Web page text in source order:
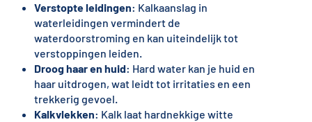
Verstopte leidingen: Kalkaanslag in
waterleidingen vermindert de
waterdoorstroming en kan uiteindelijk tot
verstoppingen leiden.
Droog haar en huid: Hard water kan je huid en
haar uitdrogen, wat leidt tot irritaties en een
trekkerig gevoel.
Kalkvlekken: Kalk laat hardnekkige witte